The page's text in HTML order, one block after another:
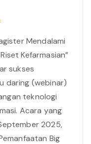
Mendalami
Kefarmasian”
sukses
daring (webinar)
teknologi
Acara yang
2025,
Big